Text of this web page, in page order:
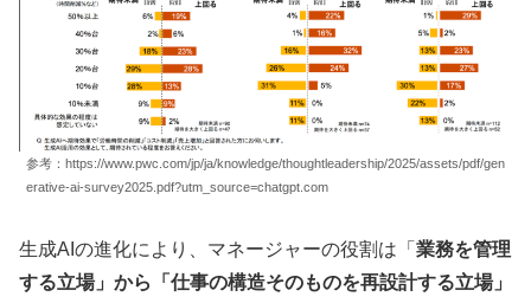
参考：https://www.pwc.com/jp/ja/knowledge/thoughtleadership/2025/assets/pdf/gen
erative-ai-survey2025.pdf?utm_source=chatgpt.com
生成AIの進化により、マネージャーの役割は「 業務を管理
する立場」から「仕事の構造そのものを再設計する立場」